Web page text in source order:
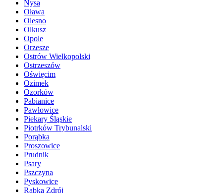
Nysa
Oława
Olesno
Olkusz
Opole
Orzesze
Ostrów Wielkopolski
Ostrzeszów
Oświęcim
Ozimek
Ozorków
Pabianice
Pawłowice
Piekary Śląskie
Piotrków Trybunalski
Porąbka
Proszowice
Prudnik
Psary
Pszczyna
Pyskowice
Rabka Zdrój